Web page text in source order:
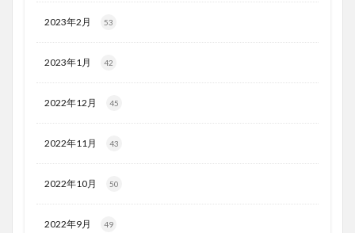
2023年2月 53
2023年1月 42
2022年12月 45
2022年11月 43
2022年10月 50
2022年9月 49